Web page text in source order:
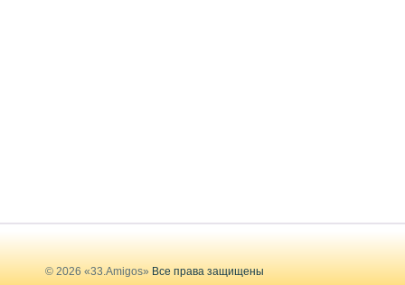
© 2026 «33.Amigos» Все права защищены